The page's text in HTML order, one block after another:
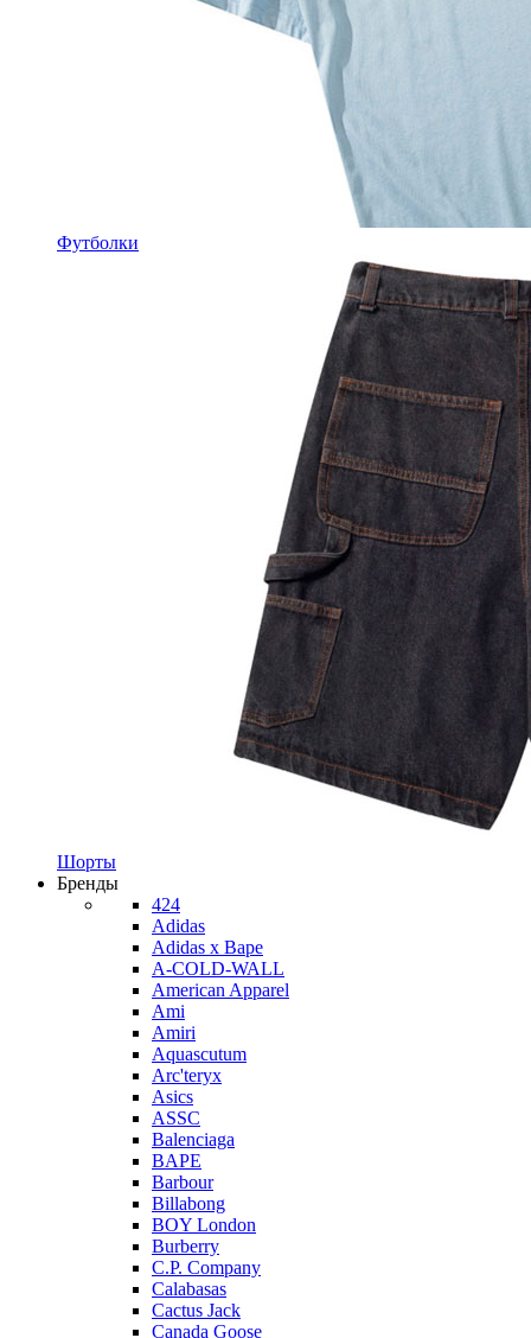
Футболки
Шорты
Бренды
424
Adidas
Adidas x Bape
A-COLD-WALL
American Apparel
Ami
Amiri
Aquascutum
Arc'teryx
Asics
ASSC
Balenciaga
BAPE
Barbour
Billabong
BOY London
Burberry
C.P. Company
Calabasas
Cactus Jack
Canada Goose